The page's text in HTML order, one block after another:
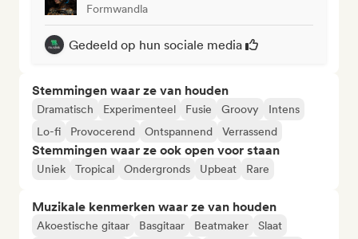
Formwandla
Gedeeld op hun sociale media
Stemmingen waar ze van houden
Dramatisch Experimenteel Fusie Groovy
Intens
Lo-fi
Provocerend Ontspannend Verrassend
Stemmingen waar ze ook open voor staan
Uniek Tropical Ondergronds Upbeat Rare
Muzikale kenmerken waar ze van houden
Akoestische gitaar Basgitaar Beatmaker
Slaat